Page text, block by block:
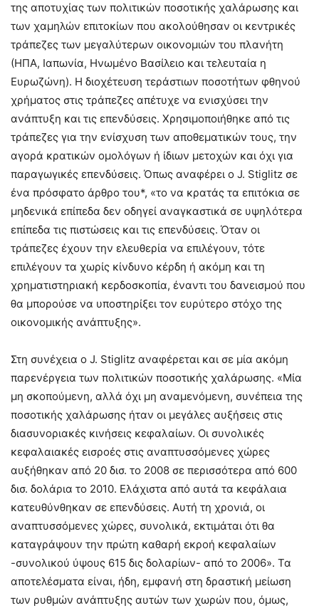
της αποτυχίας των πολιτικών ποσοτικής χαλάρωσης και
των χαμηλών επιτοκίων που ακολούθησαν οι κεντρικές
τράπεζες των μεγαλύτερων οικονομιών του πλανήτη
(ΗΠΑ, Ιαπωνία, Ηνωμένο Βασίλειο και τελευταία η
Ευρωζώνη). Η διοχέτευση τεράστιων ποσοτήτων φθηνού
χρήματος στις τράπεζες απέτυχε να ενισχύσει την
ανάπτυξη και τις επενδύσεις. Χρησιμοποιήθηκε από τις
τράπεζες για την ενίσχυση των αποθεματικών τους, την
αγορά κρατικών ομολόγων ή ίδιων μετοχών και όχι για
παραγωγικές επενδύσεις. Όπως αναφέρει ο J. Stiglitz σε
ένα πρόσφατο άρθρο του*, «το να κρατάς τα επιτόκια σε
μηδενικά επίπεδα δεν οδηγεί αναγκαστικά σε υψηλότερα
επίπεδα τις πιστώσεις και τις επενδύσεις. Όταν οι
τράπεζες έχουν την ελευθερία να επιλέγουν, τότε
επιλέγουν τα χωρίς κίνδυνο κέρδη ή ακόμη και τη
χρηματιστηριακή κερδοσκοπία, έναντι του δανεισμού που
θα μπορούσε να υποστηρίξει τον ευρύτερο στόχο της
οικονομικής ανάπτυξης».
Στη συνέχεια ο J. Stiglitz αναφέρεται και σε μία ακόμη
παρενέργεια των πολιτικών ποσοτικής χαλάρωσης. «Μία
μη σκοπούμενη, αλλά όχι μη αναμενόμενη, συνέπεια της
ποσοτικής χαλάρωσης ήταν οι μεγάλες αυξήσεις στις
διασυνοριακές κινήσεις κεφαλαίων. Οι συνολικές
κεφαλαιακές εισροές στις αναπτυσσόμενες χώρες
αυξήθηκαν από 20 δισ. το 2008 σε περισσότερα από 600
δισ. δολάρια το 2010. Ελάχιστα από αυτά τα κεφάλαια
κατευθύνθηκαν σε επενδύσεις. Αυτή τη χρονιά, οι
αναπτυσσόμενες χώρες, συνολικά, εκτιμάται ότι θα
καταγράψουν την πρώτη καθαρή εκροή κεφαλαίων
-συνολικού ύψους 615 δις δολαρίων- από το 2006». Τα
αποτελέσματα είναι, ήδη, εμφανή στη δραστική μείωση
των ρυθμών ανάπτυξης αυτών των χωρών που, όμως,